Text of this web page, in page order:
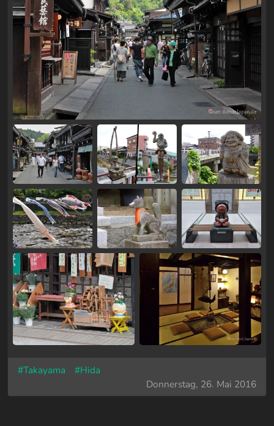
#Takayama
#Hida
Donnerstag, 26. Mai 2016